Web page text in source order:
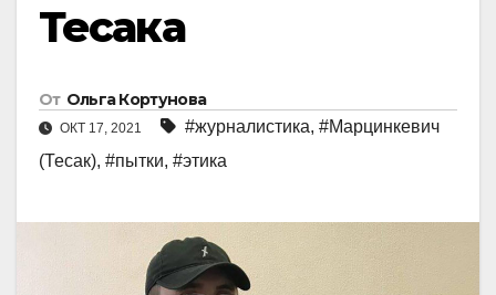
Тесака
От Ольга Кортунова
ОКТ 17, 2021 #журналистика, #Марцинкевич
(Тесак), #пытки, #этика